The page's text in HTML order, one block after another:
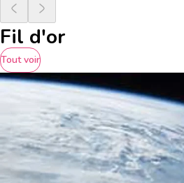
Fil d'or
Tout voir